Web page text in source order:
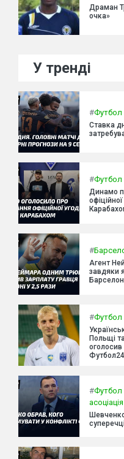
Драман
очка»
У тренді
#Футбол
Ставка
#Футбол
Динамо
#
Агент
завдяки
#Футбол
Польщі
оголосив
#Футбол